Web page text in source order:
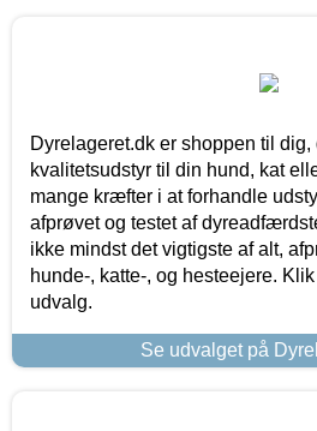
Dyrelageret.dk er shoppen til dig,
kvalitetsudstyr til din hund, kat
mange kræfter i at forhandle
afprøvet og testet af
ikke mindst det vigtigste af alt,
hunde-, katte-, og hesteejere.
udvalg.
Se udvalget på